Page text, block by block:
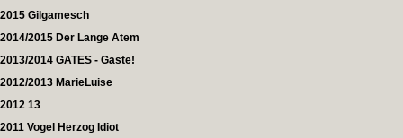
2015 Gilgamesch
2014/2015 Der Lange Atem
2013/2014 GATES - Gäste!
2012/2013 MarieLuise
2012 13
2011 Vogel Herzog Idiot